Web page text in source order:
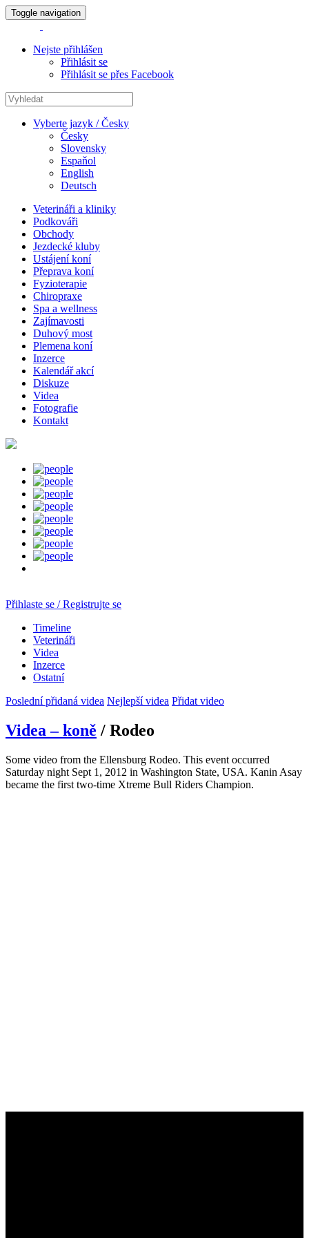
Toggle navigation
Nejste přihlášen
Přihlásit se
Přihlásit se přes Facebook
Vyberte jazyk / Česky
Česky
Slovensky
Espaňol
English
Deutsch
Veterináři a kliniky
Podkováři
Obchody
Jezdecké kluby
Ustájení koní
Přeprava koní
Fyzioterapie
Chiropraxe
Spa a wellness
Zajímavosti
Duhový most
Plemena koní
Inzerce
Kalendář akcí
Diskuze
Videa
Fotografie
Kontakt
Přihlaste se / Registrujte se
Timeline
Veterináři
Videa
Inzerce
Ostatní
Poslední přidaná videa Nejlepší videa Přidat video
Videa – koně / Rodeo
Some video from the Ellensburg Rodeo. This event occurred
Saturday night Sept 1, 2012 in Washington State, USA. Kanin Asay
became the first two-time Xtreme Bull Riders Champion.